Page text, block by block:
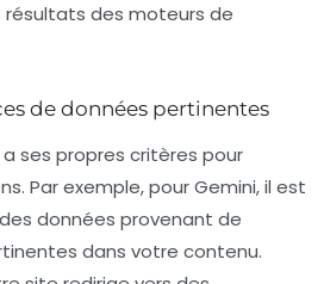
des moteurs de
de données pertinentes
ses propres critères pour
Par exemple, pourGemini, il est
données provenant de
dans votre contenu.